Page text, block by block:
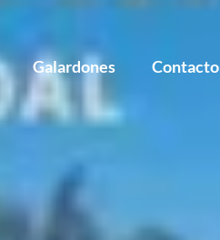
Galardones Contacto